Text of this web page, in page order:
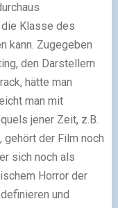
Klasse des
kann. Zugegeben
den Darstellern
hätte man
man mit
jener Zeit, z.B.
gehört der Film noch
sich noch als
Horror der
und